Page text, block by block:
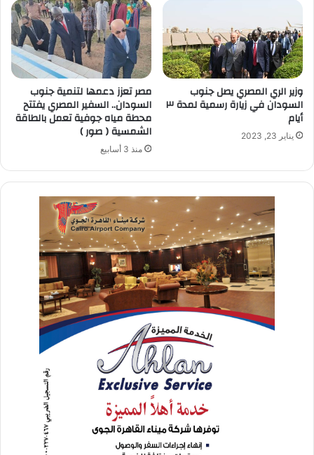
وزير الري المصري يصل جنوب
السودان في زيارة رسمية لمدة ٣
أيام
يناير 23, 2023
مصر تعزز دعمها لتنمية جنوب
السودان.. السفير المصري يفتتح
محطة مياه جوفية تعمل بالطاقة
الشمسية ( صور )
منذ 3 أسابيع